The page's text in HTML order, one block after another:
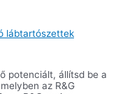
lábtartószettek
potenciált, állítsd be a
az R&G